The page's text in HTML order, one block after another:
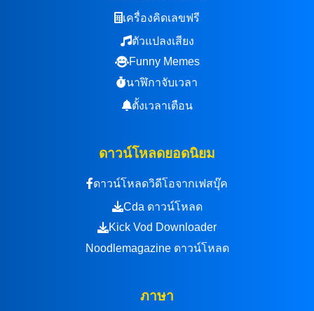
เครื่องคิดเลขฟรี
ตัวแปลงเสียง
Funny Memes
นาฬิกาจับเวลา
ตั้งเวลาเตือน
ดาวน์โหลดยอดนิยม
ดาวน์โหลดวิดีโอจากเฟสบุ๊ค
Cda ดาวน์โหลด
Kick Vod Downloader
Noodlemagazine ดาวน์โหลด
ภาษา